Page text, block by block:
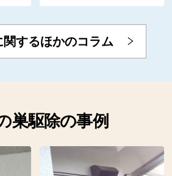
するほかのコラム
巣駆除の事例